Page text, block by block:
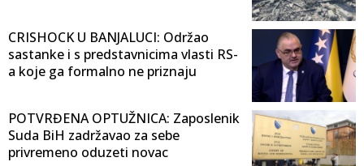
CRISHOCK U BANJALUCI: Održao
sastanke i s predstavnicima vlasti RS-
a koje ga formalno ne priznaju
POTVRĐENA OPTUŽNICA: Zaposlenik
Suda BiH zadržavao za sebe
privremeno oduzeti novac